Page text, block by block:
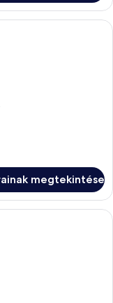
| Minibár, széf a
megtekintése